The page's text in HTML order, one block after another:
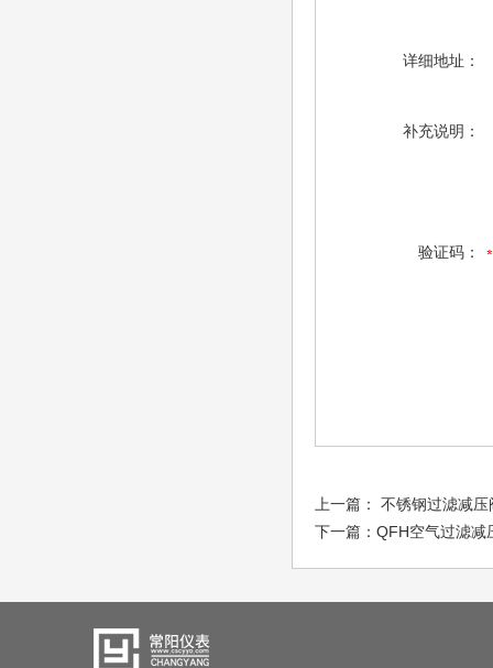
详细地址：
补充说明：
验证码：
上一篇： 不锈钢过滤减压
下一篇： QFH空气过滤减